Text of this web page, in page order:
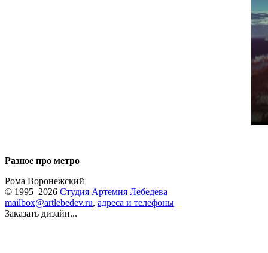
Разное про метро
Рома Воронежский
© 1995–2026 Студия Артемия Лебедева
mailbox@artlebedev.ru, адреса и телефоны
Заказать дизайн...